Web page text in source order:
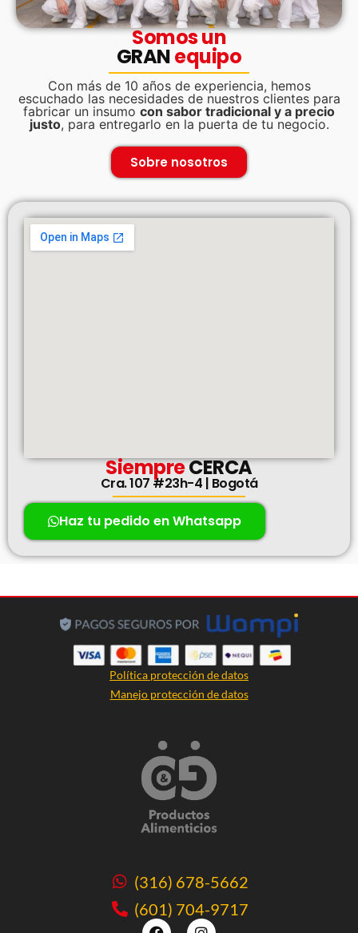
Somos un
GRANequipo
Con más de 10 años de experiencia, hemos
escuchado las necesidades de nuestros clientes para
fabricar un insumo con sabor tradicional y a precio
justo, para entregarlo en la puerta de tu negocio.
Sobre nosotros
SiempreCERCA
Cra. 107 #23h-4 | Bogotá
Haz tu pedido en Whatsapp
Política protección de datos
Manejo protección de datos
(316) 678-5662
(601) 704-9717